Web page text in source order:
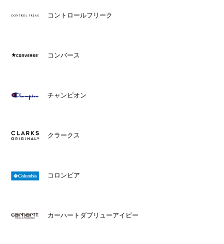
コントロールフリーク
コンバース
チャンピオン
クラークス
コロンビア
カーハートダブリューアイピー